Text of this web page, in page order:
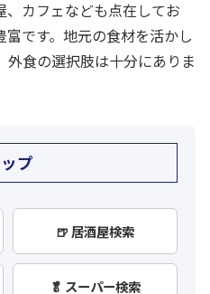
、カフェなども点在してお
です。地元の食材を活かし
外食の選択肢は十分にありま
プ
🍺 居酒屋検索
🥬 スーパー検索